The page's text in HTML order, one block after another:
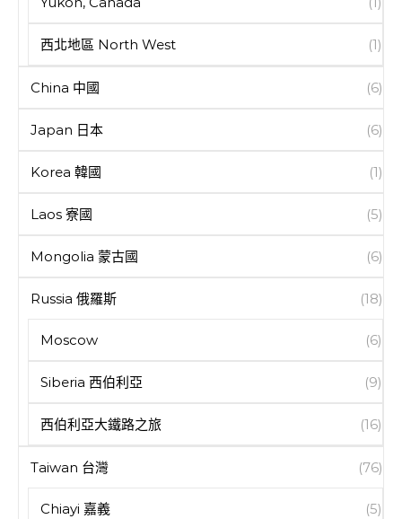
西北地區 North West (1)
China 中國 (6)
Japan 日本 (6)
Korea 韓國 (1)
Laos 寮國 (5)
Mongolia 蒙古國 (6)
Russia 俄羅斯 (18)
Moscow (6)
Siberia 西伯利亞 (9)
西伯利亞大鐵路之旅 (16)
Taiwan 台灣 (76)
Chiayi 嘉義 (5)